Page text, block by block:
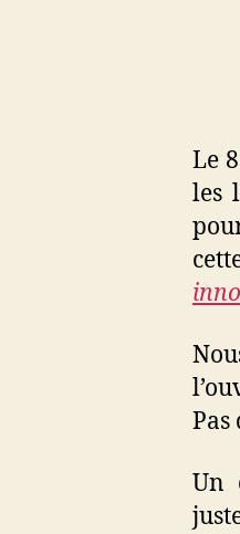
Le
les
Pas
Un